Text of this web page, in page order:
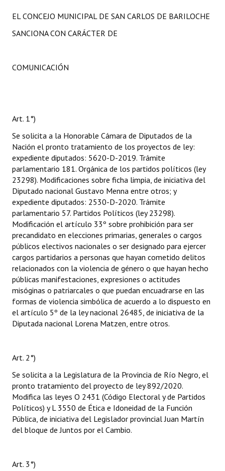
EL CONCEJO MUNICIPAL DE SAN CARLOS DE BARILOCHE
SANCIONA CON CARÁCTER DE
COMUNICACIÓN
Art. 1°)
Se solicita a la Honorable Cámara de Diputados de la
Nación el pronto tratamiento de los proyectos de ley:
expediente diputados: 5620-D-2019. Trámite
parlamentario 181. Orgánica de los partidos políticos (ley
23298). Modificaciones sobre ficha limpia, de iniciativa del
Diputado nacional Gustavo Menna entre otros; y
expediente diputados: 2530-D-2020. Trámite
parlamentario 57. Partidos Políticos (ley 23298).
Modificación el artículo 33º sobre prohibición para ser
precandidato en elecciones primarias, generales o cargos
públicos electivos nacionales o ser designado para ejercer
cargos partidarios a personas que hayan cometido delitos
relacionados con la violencia de género o que hayan hecho
públicas manifestaciones, expresiones o actitudes
misóginas o patriarcales o que puedan encuadrarse en las
formas de violencia simbólica de acuerdo a lo dispuesto en
el artículo 5º de la ley nacional 26485, de iniciativa de la
Diputada nacional Lorena Matzen, entre otros.
Art. 2°)
Se solicita a la Legislatura de la Provincia de Río Negro, el
pronto tratamiento del proyecto de ley 892/2020.
Modifica las leyes O 2431 (Código Electoral y de Partidos
Políticos) y L 3550 de Ética e Idoneidad de la Función
Pública, de iniciativa del Legislador provincial Juan Martín
del bloque de Juntos por el Cambio.
Art. 3°)